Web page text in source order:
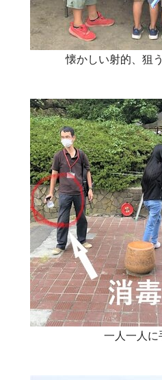
懐かしい射的、狙
一人一人に